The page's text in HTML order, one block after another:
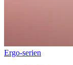
Ergo-serien